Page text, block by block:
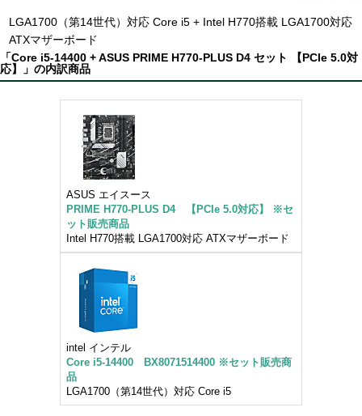
LGA1700（第14世代）対応 Core i5 + Intel H770搭載 LGA1700対応
ATXマザーボード
「Core i5-14400 + ASUS PRIME H770-PLUS D4 セット 【PCIe 5.0対
応】」の内訳商品
ASUS エイスース
PRIME H770-PLUS D4 【PCIe 5.0対応】 ※セ
ット販売商品
Intel H770搭載 LGA1700対応 ATXマザーボード
intel インテル
Core i5-14400 BX8071514400 ※セット販売商
品
LGA1700（第14世代）対応 Core i5